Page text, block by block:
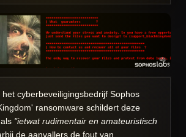
het cyberbeveiligingsbedrijf Sophos
ransomware schildert deze
"ietwat rudimentair en amateuristisch
de aanvallers de fout van